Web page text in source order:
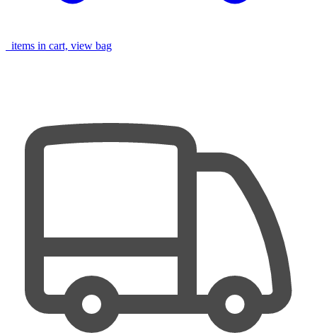
items in cart, view bag